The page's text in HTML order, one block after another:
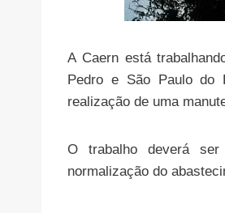
A Caern está
Pedro e São Paulo do
realização de uma
O trabalho deverá
normalização do